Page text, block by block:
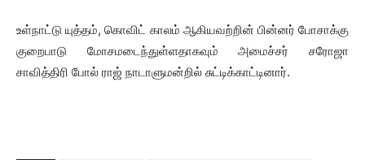
உள்நாட்டு யுத்தம், கொவிட் காலம் ஆகியவற்றின் பின்னர் போசாக்கு
குறைபாடு மோசமடைந்துள்ளதாகவும் அமைச்சர் சரோஜா
சாவித்திரி போல் ராஜ் நாடாளுமன்றில் சுட்டிக்காட்டினார்.